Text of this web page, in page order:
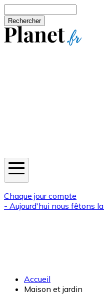
Chaque jour compte
- Aujourd'hui nous fêtons la
Accueil
Maison et jardin